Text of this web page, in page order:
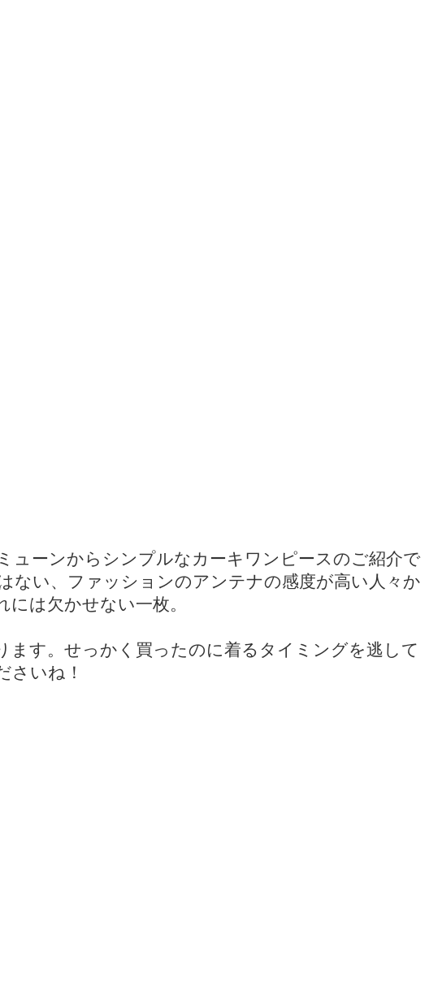
ューンからシンプルなカーキワンピースのご紹介で
い、ファッションのアンテナの感度が高い人々か
は欠かせない一枚。
す。せっかく買ったのに着るタイミングを逃して
さいね！